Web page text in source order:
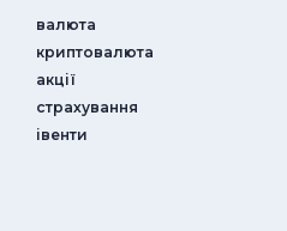
валюта
криптовалюта
акції
страхування
iвенти